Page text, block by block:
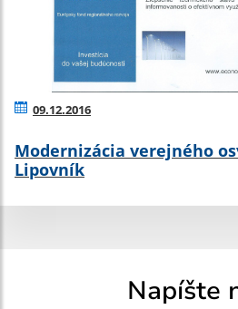
09.12.2016
Modernizácia verejného
Lipovník
Napíšte